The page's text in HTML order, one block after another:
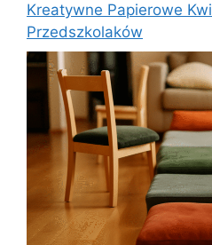
Kreatywne Papierowe
Przedszkolaków